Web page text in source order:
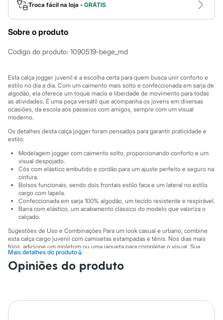
Botas
Chinelos
Rasteirinhas
Sandálias
Sapatilhas
Tênis
City
Clock House
Mindset
Sawary
Yessica
Moda esportiva
Acessórios
Blusas
Calçados
Leggings
Shorts e Bermudas
Tops
Moda íntima
Calcinhas
Cintas e Modeladores
Meias
Pijamas
Moda praia
Biquínis
Maiôs
Saídas de praia
Personagens
Casacos e Jaquetas
Troca fácil na loja - GRÁTIS
Sobre o produto
Codigo do produto: 1090519-bege_md
Esta calça jogger juvenil é a escolha certa para quem busca unir conforto e
estilo no dia a dia. Com um caimento mais solto e confeccionada em sarja de
algodão, ela oferece um toque macio e liberdade de movimento para todas
as atividades. É uma peça versátil que acompanha os jovens em diversas
ocasiões, da escola aos passeios com amigos, sempre com um visual
moderno.
Os detalhes desta calça jogger foram pensados para garantir praticidade e
estilo:
Modelagem jogger com caimento solto, proporcionando conforto e um
visual despojado.
Cós com elástico embutido e cordão para um ajuste perfeito e seguro na
cintura.
Bolsos funcionais, sendo dois frontais estilo faca e um lateral no estilo
cargo com lapela.
Confeccionada em sarja 100% algodão, um tecido resistente e respirável.
Barra com elástico, um acabamento clássico do modelo que valoriza o
calçado.
Sugestões de Uso e Combinações Para um look casual e urbano, combine
esta calça cargo juvenil com camisetas estampadas e tênis. Nos dias mais
frios, adicione um moletom ou uma jaqueta para completar o visual. Sua
versatilidade permite criar produções para a rotina escolar, encontros com a
turma ou para relaxar em casa com muito estilo.
Mais detalhes do produto↓
Opiniões do produto